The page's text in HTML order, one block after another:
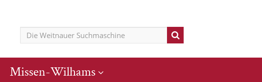
Missen-Wilhams